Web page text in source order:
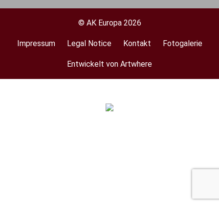
© AK Europa 2026
Footer
Impressum Legal Notice Kontakt Fotogalerie
Entwickelt von Artwhere